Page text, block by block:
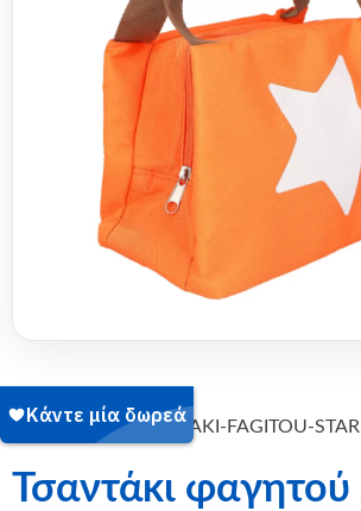
SKU:PARENT-TSANTAKI-FAGITOU-
Τσαντάκι φαγητού